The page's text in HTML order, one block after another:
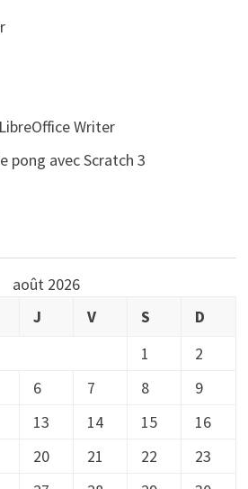
Writer
pong avec Scratch 3
août 2026
J V S
D
1
2
6 7 8
9
13 14 15
16
20 21 22
23